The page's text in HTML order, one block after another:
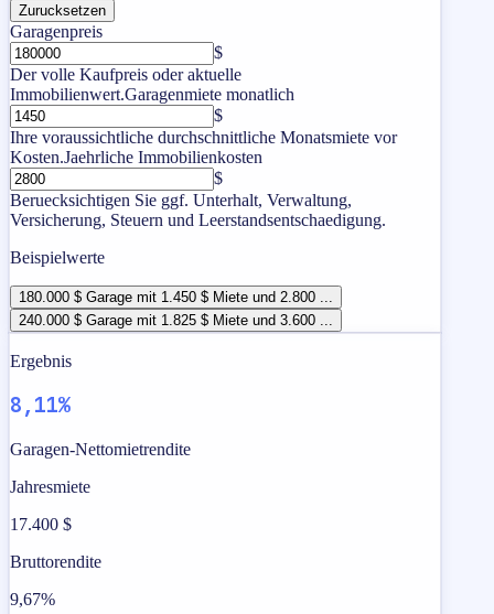
Zurucksetzen
Garagenpreis
$
Der volle Kaufpreis oder aktuelle
Immobilienwert.Garagenmiete monatlich
$
Ihre voraussichtliche durchschnittliche Monatsmiete vor
Kosten.Jaehrliche Immobilienkosten
$
Beruecksichtigen Sie ggf. Unterhalt, Verwaltung,
Versicherung, Steuern und Leerstandsentschaedigung.
Beispielwerte
180.000 $ Garage mit 1.450 $ Miete und 2.800 ...
240.000 $ Garage mit 1.825 $ Miete und 3.600 ...
Ergebnis
8,11%
Garagen-Nettomietrendite
Jahresmiete
17.400 $
Bruttorendite
9,67%